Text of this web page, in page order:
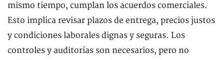
mismo tiempo, cumplan los acuerdos comerciales.
Esto implica revisar plazos de entrega, precios justos
y condiciones laborales dignas y seguras. Los
controles y auditorías son necesarios, pero no